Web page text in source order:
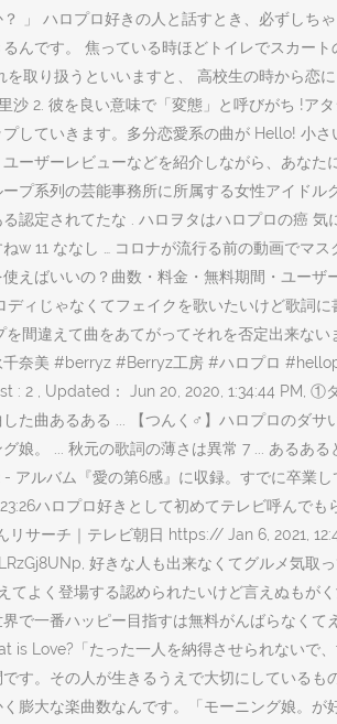
」 ハロプロ好きの人と話すとき、必ずしち
んです。 焦っている時ほどトイレでスカー
を取り扱うといいますと、 高校生の時から
沙 2. 彼を良い意味で「変態」と呼びがち !ア
プしていきます。多分恋愛系の曲が Hello! 小
ーザーレビューなどを紹介しながら、あな
プ系列の芸能事務所に所属する女性アイド
認定されてたな . ハロヲタはハロプロの癌
w 11 ななし … コロナが流行る前の動画でマ
えばいいの？曲数・料金・無料期間・ユー
ディじゃなくてフェイクを歌いたいけど歌詞
を間違えて曲をあてがってそれを否定出来な
奈美 #berryz #Berryz工房 #ハロプロ
: 2 , Updated： Jun 20, 2020, 1:34:44 PM, ①
た曲あるある ... 【つんく♂】ハロプロのダ
娘。 ... 秋元の歌詞の薄さは異常 7 ... あるあ
アルバム『愛の第6感』に収録。すでに卒業
ハロプロ好きとして初めてテレビ呼んで
リサーチ｜テレビ朝日 https:// Jan 6, 2021,
好きな人も出来なくてグルメ気取
てよく登場する認められたいけど言えぬも
で一番ハッピー目指すは無料がんばらなく
is Love?「たった一人を納得させられないで
す。その人が生きるうえで大切にしている
膨大な楽曲数なんです。「モーニング娘。